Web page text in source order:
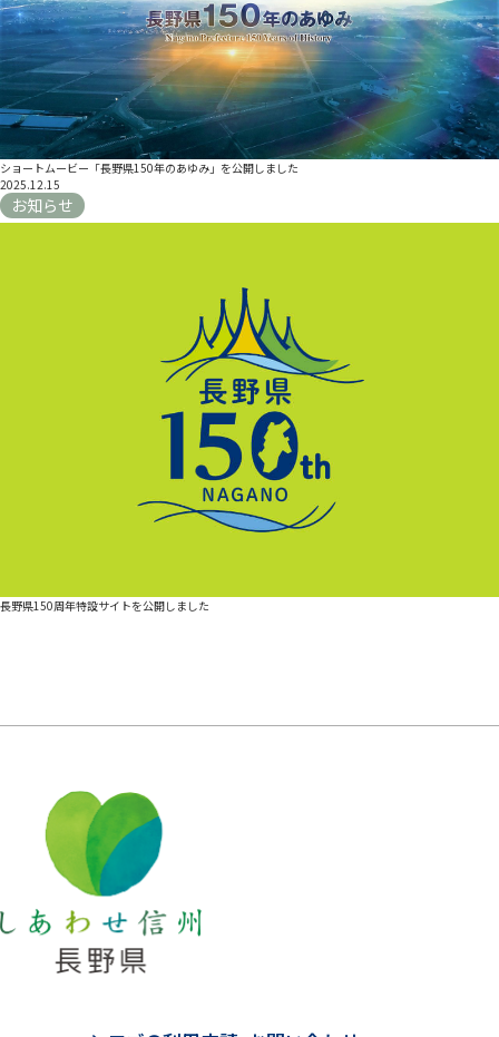
ショートムービー「長野県150年のあゆみ」を公開しました
2025.12.15
お知らせ
長野県150周年特設サイトを公開しました